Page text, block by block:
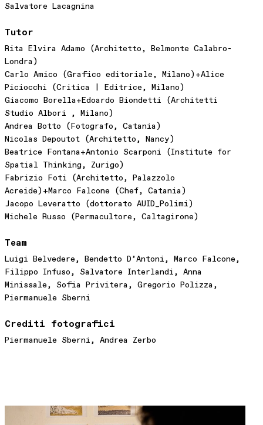
Salvatore Lacagnina
Tutor
Rita Elvira Adamo (Architetto, Belmonte Calabro-
Londra)
Carlo Amico (Grafico editoriale, Milano)+Alice
Piciocchi (Critica | Editrice, Milano)
Giacomo Borella+Edoardo Biondetti (Architetti
Studio Albori , Milano)
Andrea Botto (Fotografo, Catania)
Nicolas Depoutot (Architetto, Nancy)
Beatrice Fontana+Antonio Scarponi (Institute for
Spatial Thinking, Zurigo)
Fabrizio Foti (Architetto, Palazzolo
Acreide)+Marco Falcone (Chef, Catania)
Jacopo Leveratto (dottorato AUID_Polimi)
Michele Russo (Permacultore, Caltagirone)
Team
Luigi Belvedere, Bendetto D’Antoni, Marco Falcone,
Filippo Infuso, Salvatore Interlandi, Anna
Minissale, Sofia Privitera, Gregorio Polizza,
Piermanuele Sberni
Crediti fotografici
Piermanuele Sberni, Andrea Zerbo